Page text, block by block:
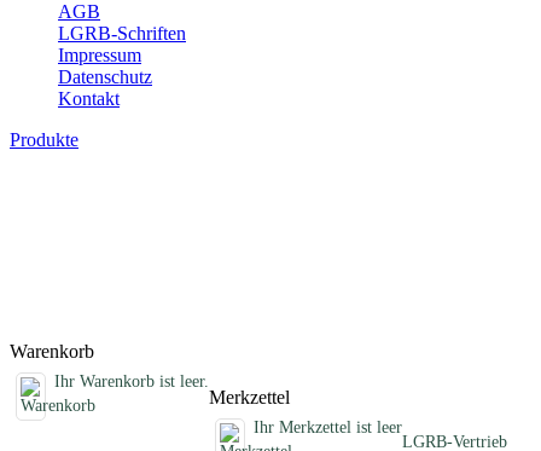
AGB
LGRB-Schriften
Impressum
Datenschutz
Kontakt
Produkte
Warenkorb
Ihr Warenkorb ist leer.
Merkzettel
Ihr Merkzettel ist leer
LGRB-Vertrieb